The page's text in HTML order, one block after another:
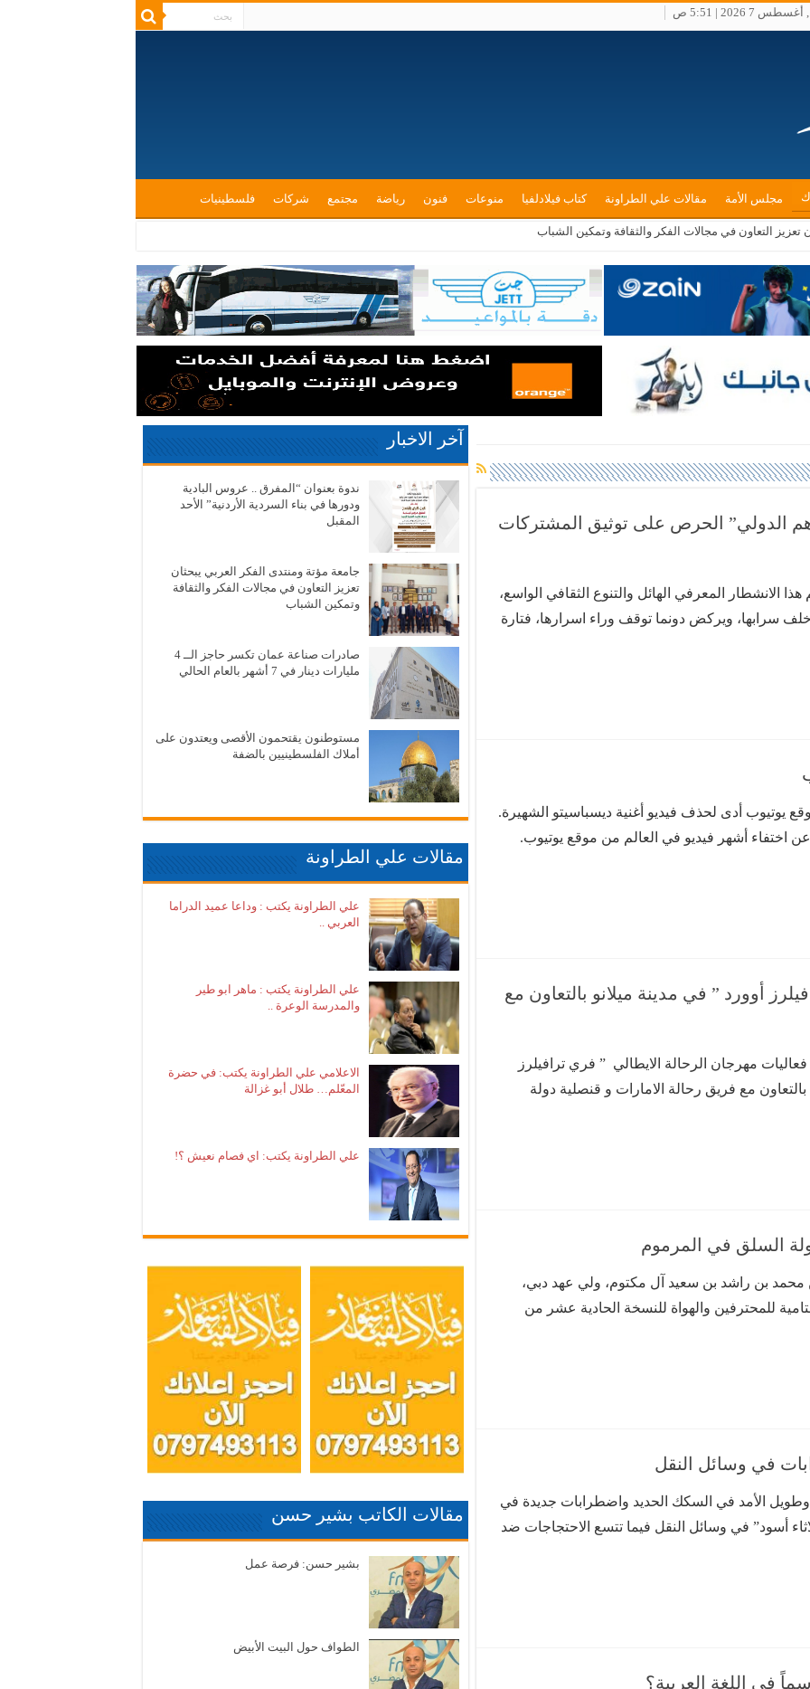
7 2026 | 5:51 ص
مجلس الأمة مقالات علي الطراونة كتاب فيلادلفيا منوعات فنون رياضة مجتمع شركات فلسطينيات
تعزيز التعاون في مجالات الفكر والثقافة وتمكين الشباب
الدولي” الحرص على توثيق المشتركات
الانشطار المعرفي الهائل والتنوع الثقافي الواسع،
سرابها، ويركض دونما توقف وراء اسرارها، فتارة
يوتيوب أدى لحذف فيديو أغنية ديسباسيتو الشهيرة.
اختفاء أشهر فيديو في العالم من موقع يوتيوب.
أوورد ” في مدينة ميلانو بالتعاون مع
مهرجان الرحالة الايطالي ” فري ترافيلرز
مع فريق رحالة الامارات و قنصلية دولة
السلق في المرموم
محمد بن راشد بن سعيد آل مكتوم، ولي عهد دبي،
الجولة الختامية للمحترفين والهواة للنسخة الحادية عشر من
في وسائل النقل
وطويل الأمد في السكك الحديد واضطرابات جديدة في
أسود” في وسائل النقل فيما تتسع الاحتجاجات ضد
في اللغة العربية؟
آخر الاخبار
ندوة بعنوان “المفرق .. عروس البادية
ودورها في بناء السردية الأردنية” الأحد
المقبل
جامعة مؤتة ومنتدى الفكر العربي يبحثان
تعزيز التعاون في مجالات الفكر والثقافة
وتمكين الشباب
صادرات صناعة عمان تكسر حاجز الــ 4
مليارات دينار في 7 أشهر بالعام الحالي
مستوطنون يقتحمون الأقصى ويعتدون على
أملاك الفلسطينيين بالضفة
مقالات علي الطراونة
علي الطراونة يكتب : وداعا عميد الدراما
العربي ..
علي الطراونة يكتب : ماهر ابو طير
والمدرسة الوعرة ..
الاعلامي علي الطراونة يكتب: في حضرة
المعّلم… طلال أبو غزالة
علي الطراونة يكتب: اي فصام نعيش ؟!
مقالات الكاتب بشير حسن
بشير حسن: فرصة عمل
الطواف حول البيت الأبيض